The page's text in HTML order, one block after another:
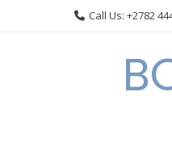
Call Us: +2782